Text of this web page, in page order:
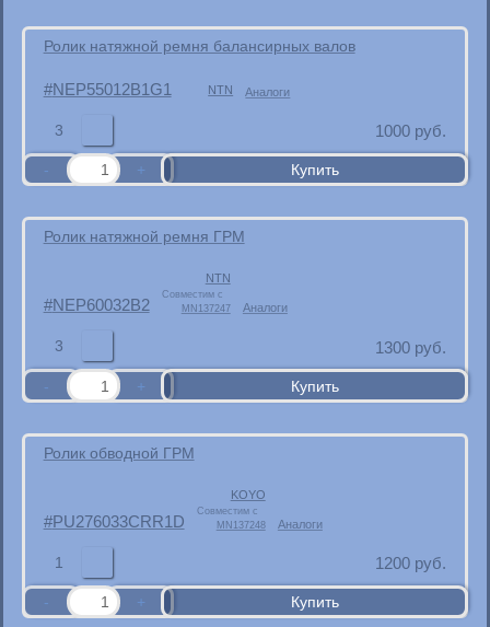
Ролик натяжной ремня балансирных валов
NEP55012B1G1 NTN Аналоги
3 1000 руб.
Ролик натяжной ремня ГРМ
NEP60032B2
NTN
Совместим с
MN137247
Аналоги
3 1300 руб.
Ролик обводной ГРМ
PU276033CRR1D
KOYO
Совместим с
MN137248
Аналоги
1 1200 руб.